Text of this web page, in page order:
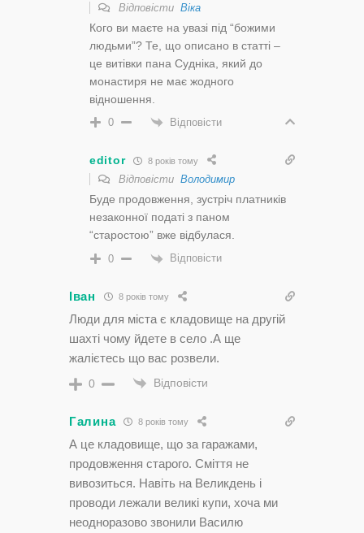
Відповісти Віка
Кого ви маєте на увазі під “божими
людьми”? Те, що описано в статті –
це витівки пана Судніка, який до
монастиря не має жодного
відношення.
0 Відповісти
editor 8 років тому
Відповісти Володимир
Буде продовження, зустріч платників
незаконної податі з паном
“старостою” вже відбулася.
0 Відповісти
Іван 8 років тому
Люди для міста є кладовище на другій
шахті чому йдете в село .А ще
жалієтесь що вас розвели.
0 Відповісти
Галина 8 років тому
А це кладовище, що за гаражами,
продовження старого. Сміття не
вивозиться. Навіть на Великдень і
проводи лежали великі купи, хоча ми
неодноразово звонили Василю